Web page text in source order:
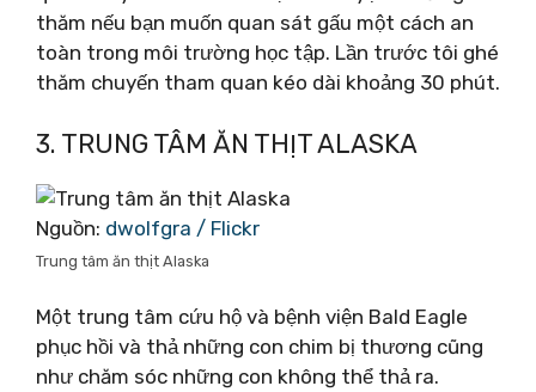
thăm nếu bạn muốn quan sát gấu một cách an
toàn trong môi trường học tập. Lần trước tôi ghé
thăm chuyến tham quan kéo dài khoảng 30 phút.
3. TRUNG TÂM ĂN THỊT ALASKA
Nguồn: dwolfgra / Flickr
Trung tâm ăn thịt Alaska
Một trung tâm cứu hộ và bệnh viện Bald Eagle
phục hồi và thả những con chim bị thương cũng
như chăm sóc những con không thể thả ra.